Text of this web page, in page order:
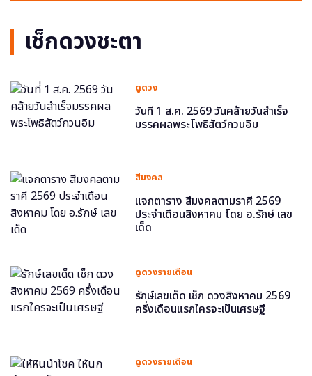
เช็กดวงชะตา
ดูดวง
วันที่ 1 ส.ค. 2569 วันคล้ายวันสำเร็จ
มรรคผลพระโพธิสัตว์กวนอิม
สีมงคล
แจกตาราง สีมงคลตามราศี 2569
ประจำเดือนสิงหาคม โดย อ.รักษ์ เลข
เด็ด
ดูดวงรายเดือน
รักษ์เลขเด็ด เช็ก ดวงสิงหาคม 2569
ครึ่งเดือนแรกใครจะเป็นเศรษฐี
ดูดวงรายเดือน